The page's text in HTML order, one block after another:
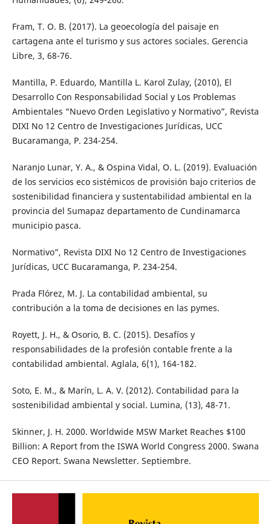
Fram, T. O. B. (2017). La geoecología del paisaje en
cartagena ante el turismo y sus actores sociales. Gerencia
Libre, 3, 68-76.
Mantilla, P. Eduardo, Mantilla L. Karol Zulay, (2010), El
Desarrollo Con Responsabilidad Social y Los Problemas
Ambientales “Nuevo Orden Legislativo y Normativo”, Revista
DIXI No 12 Centro de Investigaciones Jurídicas, UCC
Bucaramanga, P. 234-254.
Naranjo Lunar, Y. A., & Ospina Vidal, O. L. (2019). Evaluación
de los servicios eco sistémicos de provisión bajo criterios de
sostenibilidad financiera y sustentabilidad ambiental en la
provincia del Sumapaz departamento de Cundinamarca
municipio pasca.
Normativo”, Revista DIXI No 12 Centro de Investigaciones
Jurídicas, UCC Bucaramanga, P. 234-254.
Prada Flórez, M. J. La contabilidad ambiental, su
contribución a la toma de decisiones en las pymes.
Royett, J. H., & Osorio, B. C. (2015). Desafíos y
responsabilidades de la profesión contable frente a la
contabilidad ambiental. Aglala, 6(1), 164-182.
Soto, E. M., & Marín, L. A. V. (2012). Contabilidad para la
sostenibilidad ambiental y social. Lumina, (13), 48-71.
Skinner, J. H. 2000. Worldwide MSW Market Reaches $100
Billion: A Report from the ISWA World Congress 2000. Swana
CEO Report. Swana Newsletter. Septiembre.